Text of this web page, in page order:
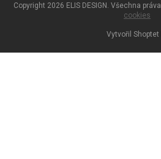
Vytvořil Shoptet
Copyright 2026 ELIS DESIGN . Všechna
cookies